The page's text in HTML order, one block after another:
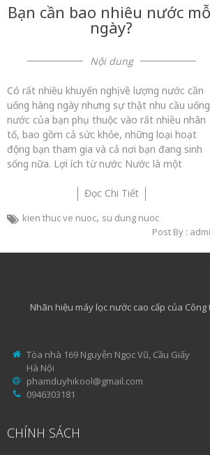
Bạn cần bao nhiêu nước
ngày?
Nội dung
Có rất nhiều khuyến nghị về lượng nước cần
uống hàng ngày nhưng sự thật nhu cầu uống
nước của bạn phụ thuộc vào rất nhiều nhân
tố, bao gồm cả sức khỏe, những loại hoạt
động bạn tham gia và cả nơi bạn đang sinh
sống nữa. Lợi ích từ nước Nước là một
Đọc Chi Tiết
kien thuc ve nuoc, su dung nuoc
Post By :
Nhãn hiệu máy lọc nước cao cấp của Công
Tòa nhà 169 Nguyễn Ngọc Vũ, Cầu Giấy
Hà Nội
phamduyhikool@gmail.com
0946303181
CHÍNH SÁCH